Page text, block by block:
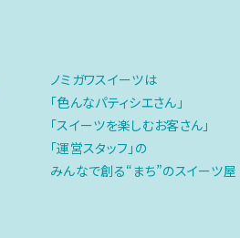
ノミガワスイーツは
「色んなパティシエさん」
「スイーツを楽しむお客さん」
「運営スタッフ」の
みんなで創る“まち”のスイーツ屋